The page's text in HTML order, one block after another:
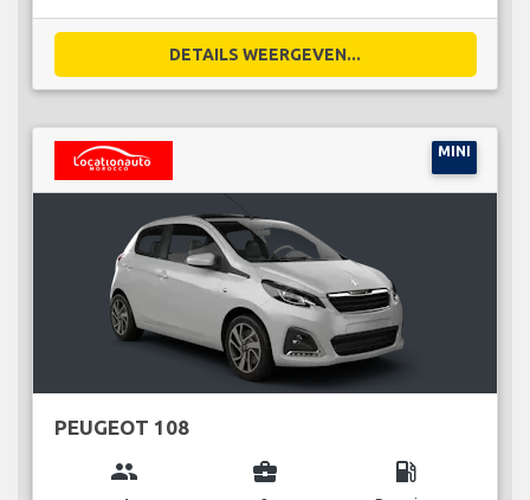
DETAILS WEERGEVEN...
MINI
PEUGEOT 108
group business_center local_gas_station